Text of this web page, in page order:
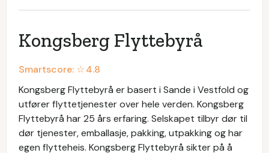
Kongsberg Flyttebyrå
Smartscore: ☆4.8
Kongsberg Flyttebyrå er basert i Sande i Vestfold og
utfører flyttetjenester over hele verden. Kongsberg
Flyttebyrå har 25 års erfaring. Selskapet tilbyr dør til
dør tjenester, emballasje, pakking, utpakking og har
egen flytteheis. Kongsberg Flyttebyrå sikter på å